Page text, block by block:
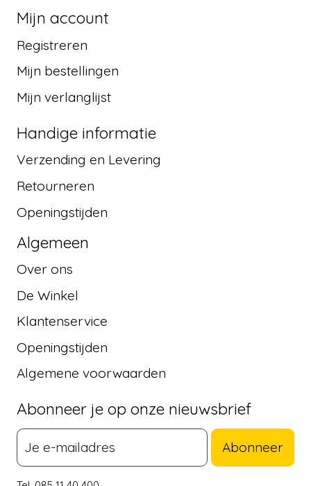
Mijn account
Registreren
Mijn bestellingen
Mijn verlanglijst
Handige informatie
Verzending en Levering
Retourneren
Openingstijden
Algemeen
Over ons
De Winkel
Klantenservice
Openingstijden
Algemene voorwaarden
Abonneer je op onze nieuwsbrief
Abonneer